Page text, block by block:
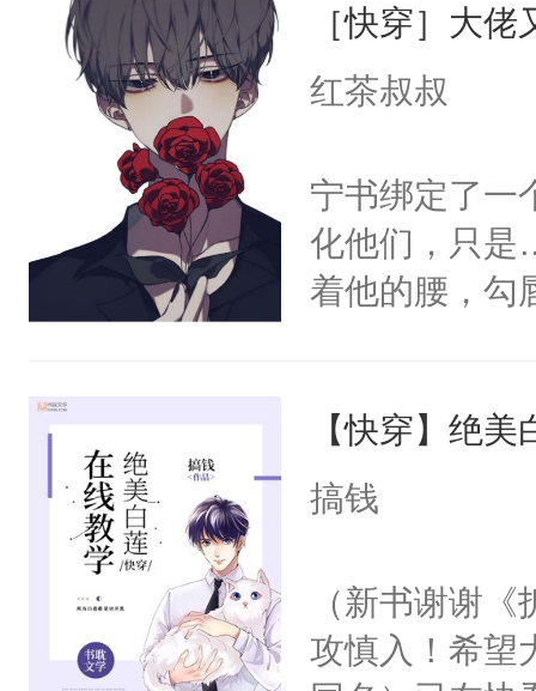
一句话，便让宿主群再次炸了。“我的
忆看着身边乖巧地抱着自己熟睡的人
待定中阅读指南①攻和受都有那个大
不必说③双洁，攻同一个人封面底图是
用。书名原叫封面图片上的【新文预收
鱼墨鱼嘘戳专栏完结文：《这位校霸，
［快穿］大
红茶叔叔
宁书绑定了一
化他们，只是
着他的腰，勾
来，给老公
用力——为你
【快穿】绝
搞钱
（新书谢谢
攻慎入！希望